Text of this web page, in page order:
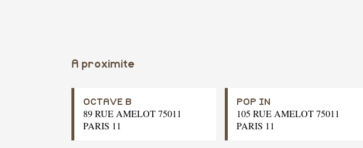
A proximite
OCTAVE B
89 RUE AMELOT 75011
PARIS 11
POP IN
105 RUE AMELOT 75011
PARIS 11